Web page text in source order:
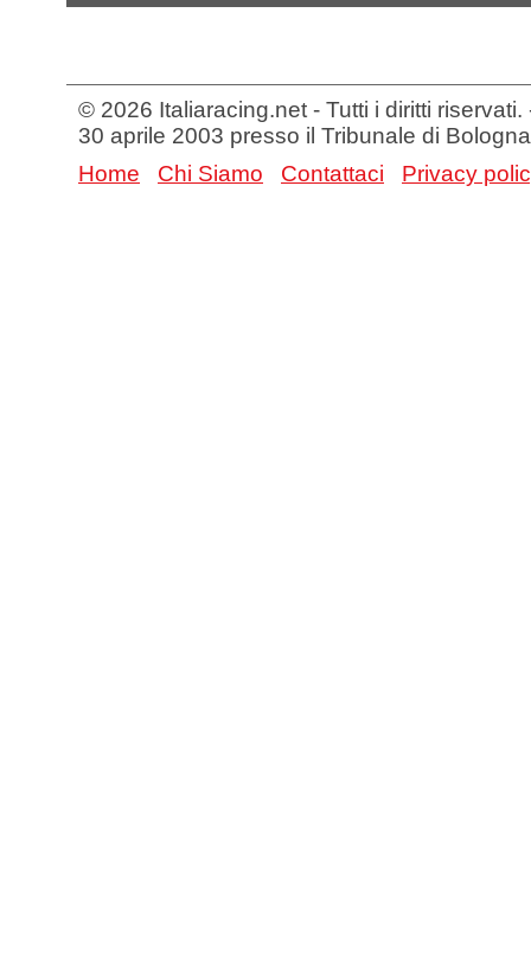
© 2026 Italiaracing.net - Tutti i diritti
30 aprile 2003 presso il Tribunale di Bologna
Home
Chi Siamo Contattaci Privacy